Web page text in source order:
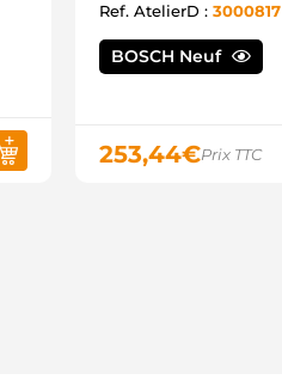
Ref. AtelierD : 3000817
BOSCH Neuf
253,44€Prix TTC